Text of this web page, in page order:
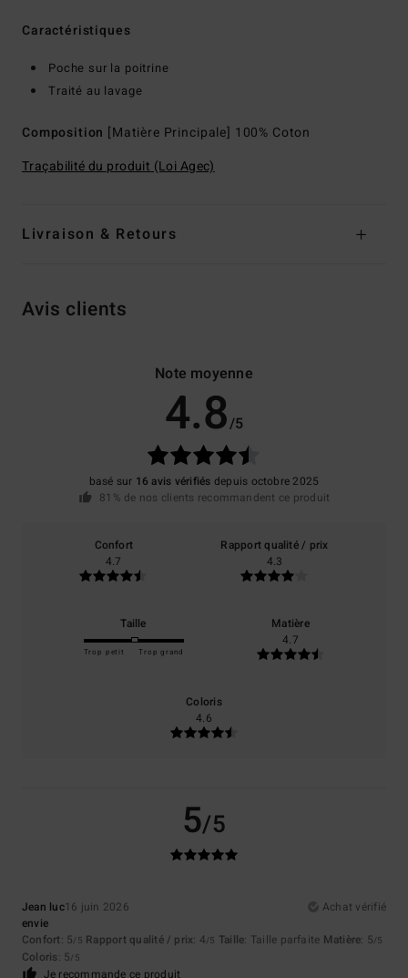
Caractéristiques
Poche sur la poitrine
Traité au lavage
Composition [Matière Principale] 100% Coton
Traçabilité du produit (Loi Agec)
Livraison & Retours
Avis clients
Note moyenne
4.8/5
basé sur 16 avis vérifiés depuis octobre 2025
81% de nos clients recommandent ce produit
Confort
4.7
Rapport qualité / prix
4.3
Taille
Trop petit Trop grand
Matière
4.7
Coloris
4.6
5/5
Jean luc16 juin 2026
Achat vérifié
envie
Confort: 5/5 Rapport qualité / prix: 4/5 Taille: Taille parfaite Matière: 5/5
Coloris: 5/5
Je recommande ce produit